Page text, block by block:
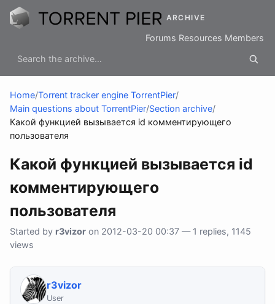
ARCHIVE
Forums Resources Members
Home/Torrent tracker engine TorrentPier/
Main questions about TorrentPier/Section archive/
Какой функцией вызывается id комментирующего
пользователя
Какой функцией вызывается id
комментирующего
пользователя
Started by r3vizor on 2012-03-20 00:37 — 1 replies, 1145
views
r3vizor
User